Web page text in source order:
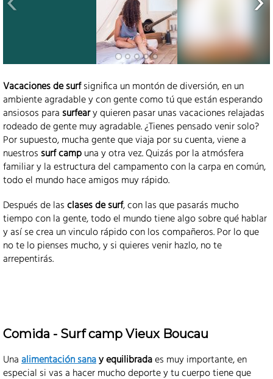
Vacaciones de surfsignifica un montón de diversión, en un
ambiente agradable y con gente como tú que están esperando
ansiosos para surfeary quieren pasar unas vacaciones relajadas
rodeado de gente muy agradable. ¿Tienes pensado venir solo?
Por supuesto, mucha gente que viaja por su cuenta, viene a
nuestros surf campuna y otra vez. Quizás por la atmósfera
familiar y la estructura del campamento con la carpa en común,
todo el mundo hace amigos muy rápido.
Después de lasclases de surf, con las que pasarás mucho
tiempo con la gente, todo el mundo tiene algo sobre qué hablar
y así se crea un vinculo rápido con los compañeros. Por lo que
no te lo pienses mucho, y si quieres venir hazlo, no te
arrepentirás.
Comida - Surf camp Vieux Boucau
Unaalimentación sanay equilibradaes muy importante, en
especial si vas a hacer mucho deporte y tu cuerpo tiene que